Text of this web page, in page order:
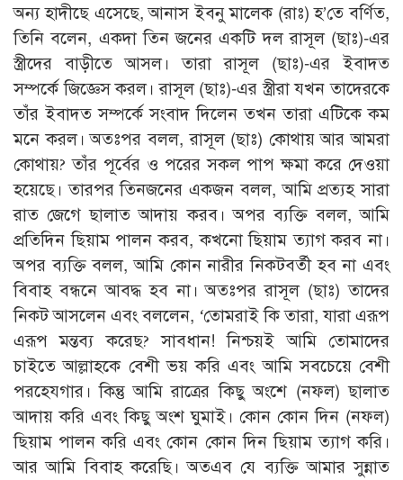
অন্য হাদীছে এসেছে, আনাস ইবনু মালেক (রাঃ) হ’তে বর্ণিত,
তিনি বলেন, একদা তিন জনের একটি দল রাসূল (ছাঃ)-এর
স্ত্রীদের বাড়ীতে আসল। তারা রাসূল (ছাঃ)-এর ইবাদত
সম্পর্কে জিজ্ঞেস করল। রাসূল (ছাঃ)-এর স্ত্রীরা যখন তাদেরকে
তাঁর ইবাদত সম্পর্কে সংবাদ দিলেন তখন তারা এটিকে কম
মনে করল। অতঃপর বলল, রাসূল (ছাঃ) কোথায় আর আমরা
কোথায়? তাঁর পূর্বের ও পরের সকল পাপ ক্ষমা করে দেওয়া
হয়েছে। তারপর তিনজনের একজন বলল, আমি প্রত্যহ সারা
রাত জেগে ছালাত আদায় করব। অপর ব্যক্তি বলল, আমি
প্রতিদিন ছিয়াম পালন করব, কখনো ছিয়াম ত্যাগ করব না।
অপর ব্যক্তি বলল, আমি কোন নারীর নিকটবর্তী হব না এবং
বিবাহ বন্ধনে আবদ্ধ হব না। অতঃপর রাসূল (ছাঃ) তাদের
নিকট আসলেন এবং বললেন, ‘তোমরাই কি তারা, যারা এরূপ
এরূপ মন্তব্য করেছ? সাবধান! নিশ্চয়ই আমি তোমাদের
চাইতে আল্লাহকে বেশী ভয় করি এবং আমি সবচেয়ে বেশী
পরহেযগার। কিন্তু আমি রাত্রের কিছু অংশে (নফল) ছালাত
আদায় করি এবং কিছু অংশ ঘুমাই। কোন কোন দিন (নফল)
ছিয়াম পালন করি এবং কোন কোন দিন ছিয়াম ত্যাগ করি।
আর আমি বিবাহ করেছি। অতএব যে ব্যক্তি আমার সুন্নাত